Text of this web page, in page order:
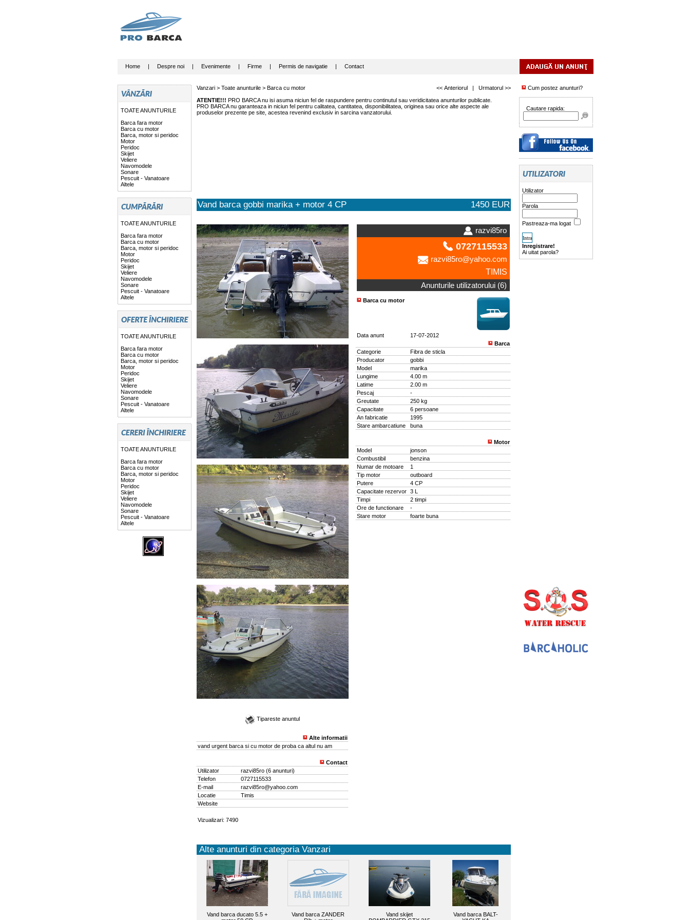
Home| Despre noi| Evenimente| Firme| Permis de navigatie| Contact
TOATE ANUNTURILE
Barca fara motor
Barca cu motor
Barca, motor si peridoc
Motor
Peridoc
Skijet
Veliere
Navomodele
Sonare
Pescuit - Vanatoare
Altele
TOATE ANUNTURILE
Barca fara motor
Barca cu motor
Barca, motor si peridoc
Motor
Peridoc
Skijet
Veliere
Navomodele
Sonare
Pescuit - Vanatoare
Altele
TOATE ANUNTURILE
Barca fara motor
Barca cu motor
Barca, motor si peridoc
Motor
Peridoc
Skijet
Veliere
Navomodele
Sonare
Pescuit - Vanatoare
Altele
TOATE ANUNTURILE
Barca fara motor
Barca cu motor
Barca, motor si peridoc
Motor
Peridoc
Skijet
Veliere
Navomodele
Sonare
Pescuit - Vanatoare
Altele
Vanzari > Toate anunturile> Barca cu motor << Anteriorul| Urmatorul >>
ATENTIE!!! PRO BARCA nu isi asuma niciun fel de raspundere pentru continutul sau veridicitatea anunturilor publicate.
PRO BARCA nu garanteaza in niciun fel pentru calitatea, cantitatea, disponibilitatea, originea sau orice alte aspecte ale
produselor prezente pe site, acestea revenind exclusiv in sarcina vanzatorului.
Vand barca gobbi marika + motor 4 CP 1450 EUR
Tipareste anuntul
Alte informatii
vand urgent barca si cu motor de proba ca altul nu am
Contact
Utilizator
razvi85ro(6 anunturi)
Telefon
0727115533
E-mail
razvi85ro@yahoo.com
Locatie
Timis
Website
Vizualizari: 7490
razvi85ro
0727115533
razvi85ro@yahoo.com
TIMIS
Anunturile utilizatorului (6)
Barca cu motor
Data anunt
17-07-2012
Barca
Categorie
Fibra de sticla
Producator
gobbi
Model
marika
Lungime
4.00 m
Latime
2.00 m
Pescaj
-
Greutate
250 kg
Capacitate
6 persoane
An fabricatie
1995
Stare ambarcatiune
buna
Motor
Model
jonson
Combustibil
benzina
Numar de motoare
1
Tip motor
outboard
Putere
4 CP
Capacitate rezervor
3 L
Timpi
2 timpi
Ore de functionare
-
Stare motor
foarte buna
Alte anunturi din categoria Vanzari
Vand barca ducato 5.5 +
Vand barca ZANDER
Vand skijet
Vand barca BALT-
Cum postez anunturi?
Cautare rapida:
Utilizator
Parola
Pastreaza-ma logat
Inregistrare!
Ai uitat parola?